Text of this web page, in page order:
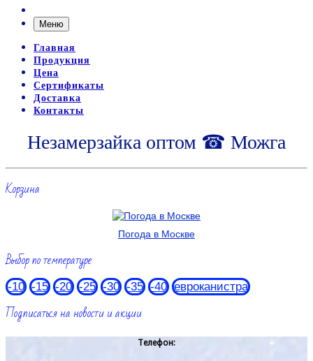
Меню
Главная
Продукция
Цена
Сертификаты
Доставка
Контакты
Незамерзайка оптом ☎ Можга
Корзина
Погода в Москве
Выбор по температуре
-10 -15 -20 -25 -30 -35 -40 евроканистра
Подписаться на новости и акции
Телефон: